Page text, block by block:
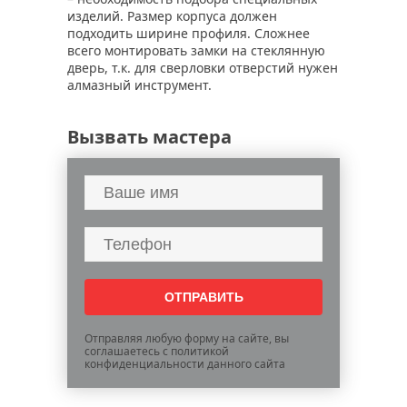
изделий. Размер корпуса должен
подходить ширине профиля. Сложнее
всего монтировать замки на стеклянную
дверь, т.к. для сверловки отверстий нужен
алмазный инструмент.
Вызвать мастера
Отправляя любую форму на сайте, вы
соглашаетесь с политикой
конфиденциальности данного сайта